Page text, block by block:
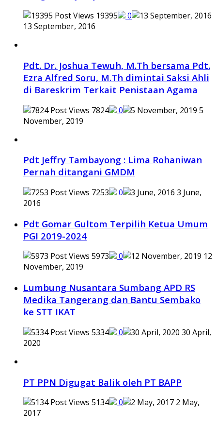
19395
0
13 September, 2016
Pdt. Dr. Joshua Tewuh, M.Th bersama Pdt.
Ezra Alfred Soru, M.Th dimintai Saksi Ahli
di Bareskrim Terkait Penistaan Agama
7824 0
5
November, 2019
Pdt Jeffry Tambayong : Lima Rohaniwan
Pernah ditangani GMDM
7253 0
3 June,
2016
Pdt Gomar Gultom Terpilih Ketua Umum
PGI 2019-2024
5973 0
12
November, 2019
Lumbung Nusantara Sumbang APD RS
Medika Tangerang dan Bantu Sembako
ke STT IKAT
5334 0
30 April,
2020
PT PPN Digugat Balik oleh PT BAPP
5134 0
2 May,
2017